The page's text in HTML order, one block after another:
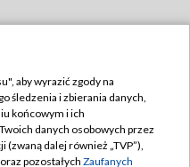
TVP
aby wyrazić zgody na
śledzenia i zbierania danych,
końcowym i ich
danych osobowych przez
(zwaną dalej również „TVP”),
oraz pozostałych Zaufanych